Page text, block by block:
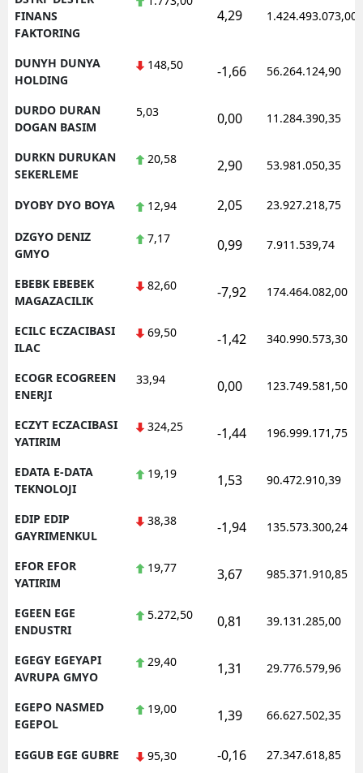
FINANS
FAKTORING
4,29 1.424.493.073,00
DUNYH DUNYA
HOLDING
148,50 -1,66 56.264.124,90
DURDO DURAN
DOGAN BASIM
5,03 0,00 11.284.390,35
DURKN DURUKAN
SEKERLEME
20,58 2,90 53.981.050,35
DYOBY DYO BOYA 12,94 2,05 23.927.218,75
DZGYO DENIZ
GMYO
7,17 0,99 7.911.539,74
EBEBK EBEBEK
MAGAZACILIK
82,60 -7,92 174.464.082,00
ECILC ECZACIBASI
ILAC
69,50 -1,42 340.990.573,30
ECOGR ECOGREEN
ENERJI
33,94 0,00 123.749.581,50
ECZYT ECZACIBASI
YATIRIM
324,25 -1,44 196.999.171,75
EDATA E-DATA
TEKNOLOJI
19,19 1,53 90.472.910,39
EDIP EDIP
GAYRIMENKUL
38,38 -1,94 135.573.300,24
EFOR EFOR
YATIRIM
19,77 3,67 985.371.910,85
EGEEN EGE
ENDUSTRI
5.272,50 0,81 39.131.285,00
EGEGY EGEYAPI
AVRUPA GMYO
29,40 1,31 29.776.579,96
EGEPO NASMED
EGEPOL
19,00 1,39 66.627.502,35
EGGUB EGE GUBRE 95,30 -0,16 27.347.618,85